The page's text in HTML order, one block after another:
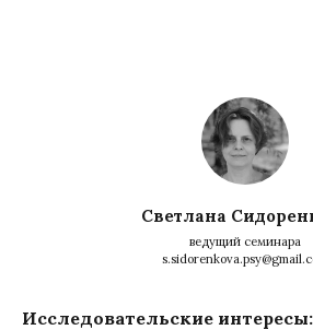
Светлана
ведущий семинара
Исследовательские интересы: